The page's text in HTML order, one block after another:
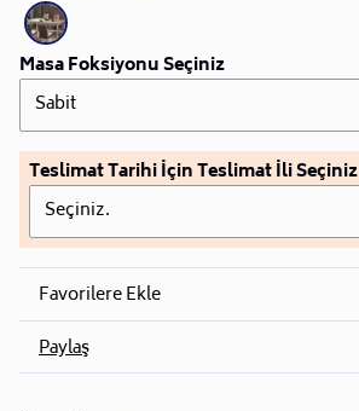
Masa Foksiyonu Seçiniz
Sabit
Teslimat Tarihi İçin Teslimat İli Seçiniz
Seçiniz.
Favorilere Ekle
Paylaş